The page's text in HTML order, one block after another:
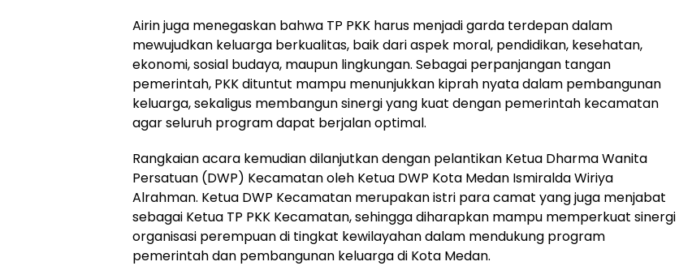
Airin juga menegaskan bahwa TP PKK harus menjadi garda terdepan dalam
mewujudkan keluarga berkualitas, baik dari aspek moral, pendidikan, kesehatan,
ekonomi, sosial budaya, maupun lingkungan. Sebagai perpanjangan tangan
pemerintah, PKK dituntut mampu menunjukkan kiprah nyata dalam pembangunan
keluarga, sekaligus membangun sinergi yang kuat dengan pemerintah kecamatan
agar seluruh program dapat berjalan optimal.
Rangkaian acara kemudian dilanjutkan dengan pelantikan Ketua Dharma Wanita
Persatuan (DWP) Kecamatan oleh Ketua DWP Kota Medan Ismiralda Wiriya
Alrahman. Ketua DWP Kecamatan merupakan istri para camat yang juga menjabat
sebagai Ketua TP PKK Kecamatan, sehingga diharapkan mampu memperkuat sinergi
organisasi perempuan di tingkat kewilayahan dalam mendukung program
pemerintah dan pembangunan keluarga di Kota Medan.